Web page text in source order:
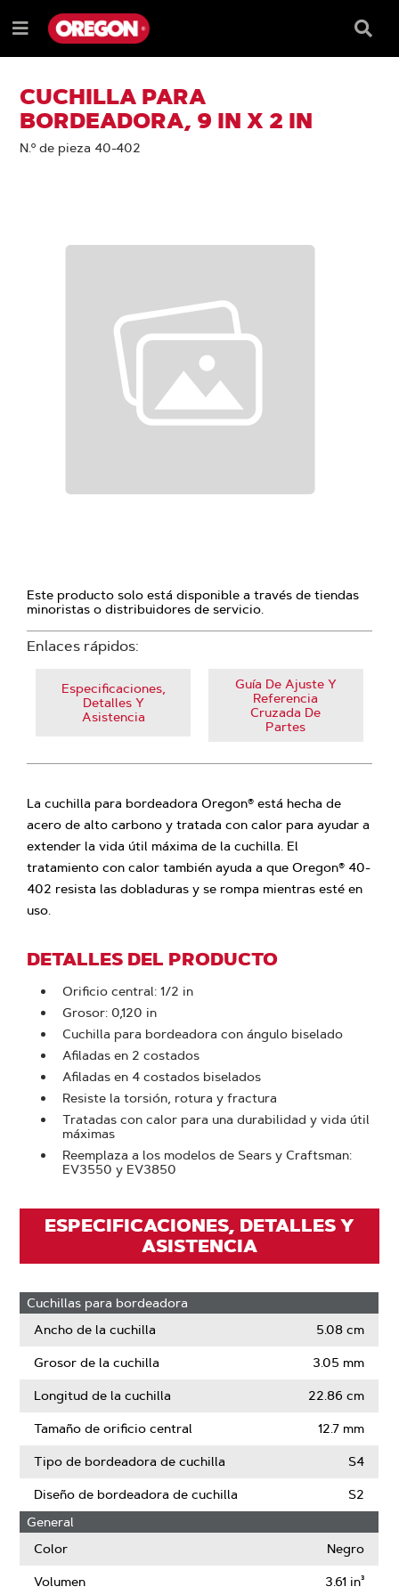
AL
CONTENIDO
AL
DE
Menú
de
CUCHILLA PARA
BORDEADORA, 9 IN X 2 IN
N.º de pieza 40-402
Este producto solo está disponible a través de tiendas
minoristas o distribuidores de servicio.
Enlaces rápidos:
Especificaciones,
Detalles Y
Asistencia
Guía De Ajuste Y
Referencia
Cruzada De
Partes
La cuchilla para bordeadora Oregon® está hecha de
acero de alto carbono y tratada con calor para ayudar a
extender la vida útil máxima de la cuchilla. El
tratamiento con calor también ayuda a que Oregon® 40-
402 resista las dobladuras y se rompa mientras esté en
uso.
DETALLES DEL PRODUCTO
Orificio central: 1/2 in
Grosor: 0,120 in
Cuchilla para bordeadora con ángulo biselado
Afiladas en 2 costados
Afiladas en 4 costados biselados
Resiste la torsión, rotura y fractura
Tratadas con calor para una durabilidad y vida útil
máximas
Reemplaza a los modelos de Sears y Craftsman:
EV3550 y EV3850
ESPECIFICACIONES, DETALLES Y
ASISTENCIA
Cuchillas para bordeadora
Ancho de la cuchilla
5.08 cm
Grosor de la cuchilla 3.05 mm
Longitud de la cuchilla 22.86 cm
Tamaño de orificio central 12.7 mm
Tipo de bordeadora de cuchilla S4
Diseño de bordeadora de cuchilla
S2
General
Color
Negro
Volumen 3.61 in³